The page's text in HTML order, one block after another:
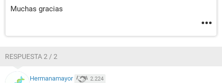
Muchas gracias
RESPUESTA 2 / 2
Hermanamayor 2.224